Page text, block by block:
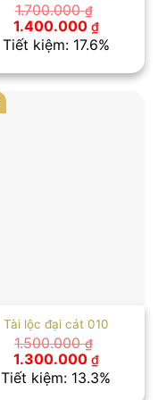
1.700.000₫
Giá
gốc
là:
1.400.000 ₫Giá
hiện
tại
Tiết kiệm: 17.6%
Tài lộc đại cát 010
1.500.000₫
Giá
gốc
là:
1.300.000 ₫Giá
hiện
tại
Tiết kiệm: 13.3%